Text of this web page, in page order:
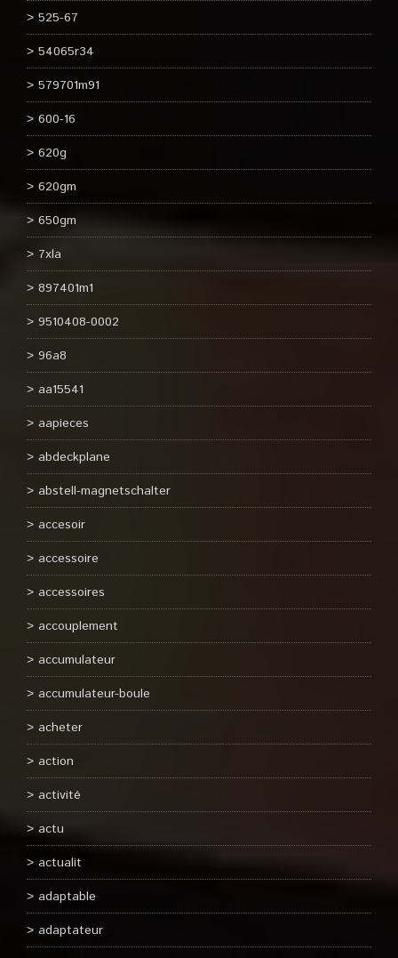
525-67
54065r34
579701m91
600-16
620g
620gm
650gm
7xla
897401m1
9510408-0002
96a8
aa15541
aapieces
abdeckplane
abstell-magnetschalter
accesoir
accessoire
accessoires
accouplement
accumulateur
accumulateur-boule
acheter
action
activité
actu
actualit
adaptable
adaptateur